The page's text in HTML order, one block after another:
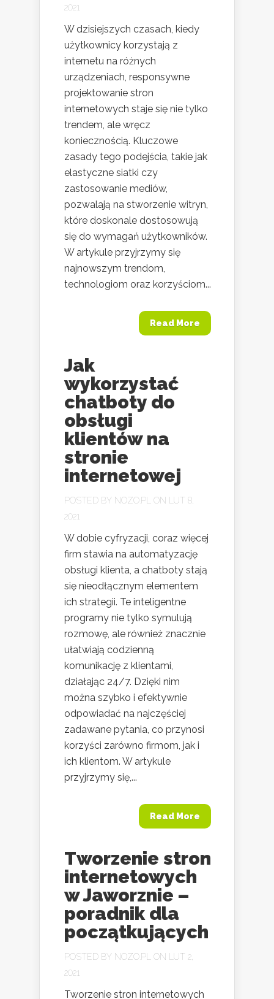
2021
W dzisiejszych czasach, kiedy
użytkownicy korzystają z
internetu na różnych
urządzeniach, responsywne
projektowanie stron
internetowych staje się nie tylko
trendem, ale wręcz
koniecznością. Kluczowe
zasady tego podejścia, takie jak
elastyczne siatki czy
zastosowanie mediów,
pozwalają na stworzenie witryn,
które doskonale dostosowują
się do wymagań użytkowników.
W artykule przyjrzymy się
najnowszym trendom,
technologiom oraz korzyściom...
Read More
Jak
wykorzystać
chatboty do
obsługi
klientów na
stronie
internetowej
POSTED BY NOZO.PL
ON LUT 8,
2021
W dobie cyfryzacji, coraz więcej
firm stawia na automatyzację
obsługi klienta, a chatboty stają
się nieodłącznym elementem
ich strategii. Te inteligentne
programy nie tylko symulują
rozmowę, ale również znacznie
ułatwiają codzienną
komunikację z klientami,
działając 24/7. Dzięki nim
można szybko i efektywnie
odpowiadać na najczęściej
zadawane pytania, co przynosi
korzyści zarówno firmom, jak i
ich klientom. W artykule
przyjrzymy się,...
Read More
Tworzenie stron
internetowych
w Jaworznie –
poradnik dla
początkujących
POSTED BY NOZO.PL
ON LUT 2,
2021
Tworzenie stron internetowych